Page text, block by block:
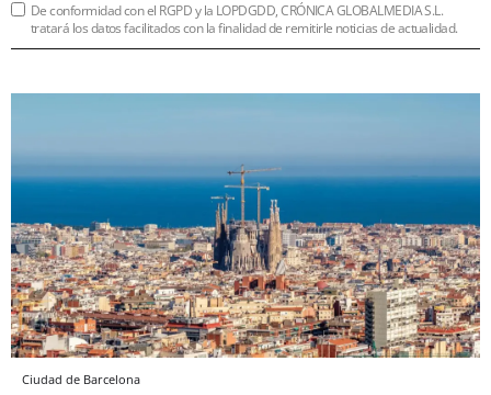
De conformidad con el RGPD y la LOPDGDD, CRÓNICA GLOBALMEDIA S.L.
tratará los datos facilitados con la finalidad de remitirle noticias de actualidad.
Ciudad de Barcelona